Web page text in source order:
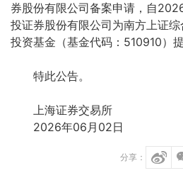
券股份有限公司备案申请，自
投证券股份有限公司为南方上证
投资基金（基金代码：510910）
特此公告。
上海证券交易所
2026年06月02日
分享：